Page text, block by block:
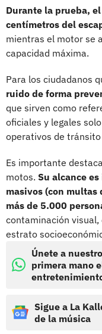
Durante la prueba,
centímetros del
mientras el motor se
capacidad máxima.
Para los ciudadanos
ruido de forma
que sirven como
oficiales y legales
operativos de
Es importante
motos. Su alcance
masivos (con multas
más de 5.000
contaminación
estrato
Únete a
primera mano
Sigue a La
de la música